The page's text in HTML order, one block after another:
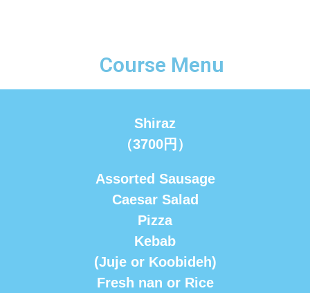
Course Menu
Shiraz
（3700円）
Assorted Sausage
Caesar Salad
Pizza
Kebab
(Juje or Koobideh)
Fresh nan or Rice